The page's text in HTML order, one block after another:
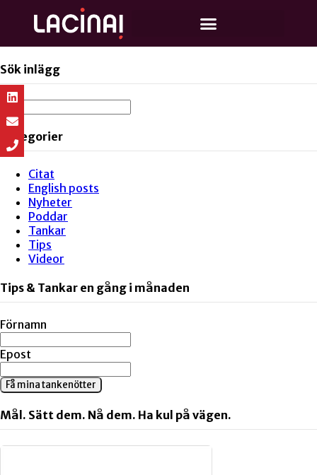
Sök inlägg
Kategorier
Citat
English posts
Nyheter
Poddar
Tankar
Tips
Videor
Tips & Tankar en gång i månaden
Förnamn
Epost
Få mina tankenötter
Mål. Sätt dem. Nå dem. Ha kul på vägen.